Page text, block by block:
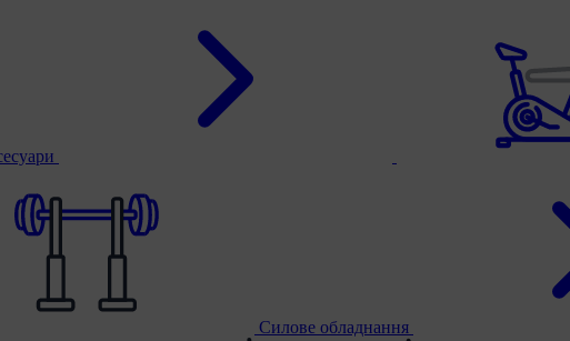
Силове обладнання